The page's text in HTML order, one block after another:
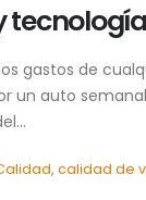
gastos de
un auto
,calidad de